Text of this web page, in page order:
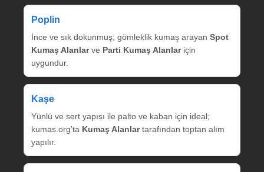
Poplin
İnce ve sık dokunmuş; gömleklik kumaş arayan Spot
Kumaş Alanlarve Parti Kumaş Alanlariçin
uygundur.
Kaşe
Yünlü ve sert yapısı ile palto ve kaban için ideal;
kumas.org’ta Kumaş Alanlartarafından toptan alım
yapılır.